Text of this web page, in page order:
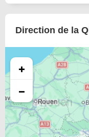
Direction de la
+
−